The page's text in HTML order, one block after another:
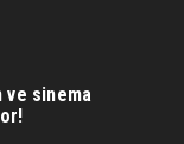
ve sinema